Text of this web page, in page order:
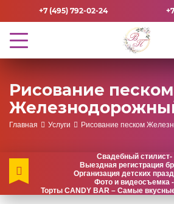
+7 (495) 792-02-24
Рисование песком
Главная Услуги Рисование песком
Свадебный стилист-
Выездная регистрация
Организация детских
Фото и видеосъемка
Торты CANDY BAR – Самые